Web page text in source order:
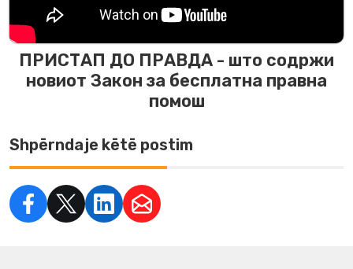
ПРИСТАП ДО ПРАВДА - што содржи
новиот Закон за бесплатна правна
помош
Shpërndaje këtë postim